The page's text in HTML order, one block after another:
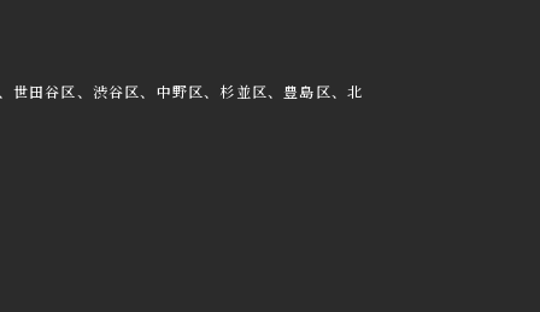
世田谷区、渋谷区、中野区、杉並区、豊島区、北